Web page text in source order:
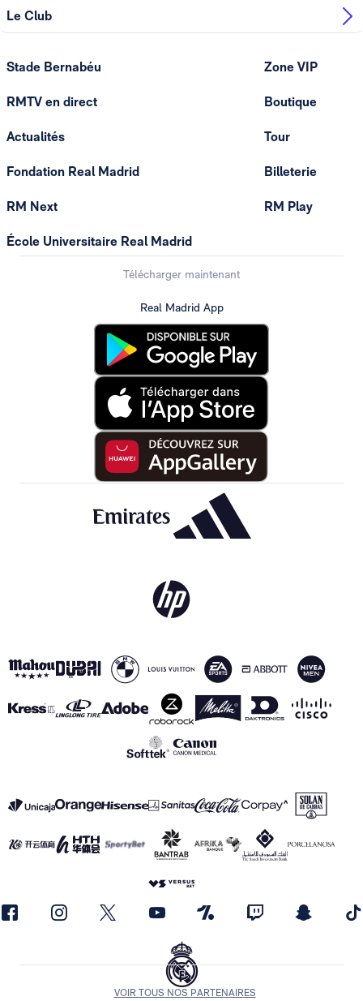
Le Club
Stade Bernabéu
RMTV en direct
Actualités
Fondation Real Madrid
RM Next
École Universitaire Real Madrid
Zone VIP
Boutique
Tour
Billeterie
RM Play
Télécharger maintenant
Real Madrid App
VOIR TOUS NOS PARTENAIRES